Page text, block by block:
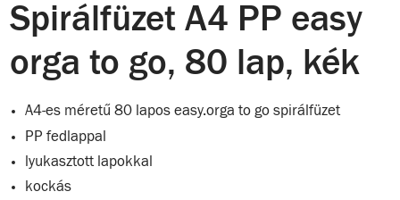
Spirálfüzet A4 PP easy
orga to go, 80 lap, kék
A4-es méretű 80 lapos easy.orga to go spirálfüzet
PP fedlappal
lyukasztott lapokkal
kockás